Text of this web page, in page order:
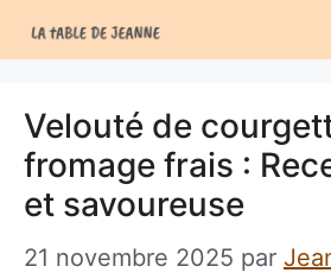
au
Velouté de
fromage frais :
et savoureuse
21 novembre 2025 par